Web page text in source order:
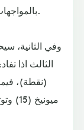
بالمواجهات المباشرة مع بروج بحال تعادلهما بالنقاط.
الثالث اذا
(نقطة)،